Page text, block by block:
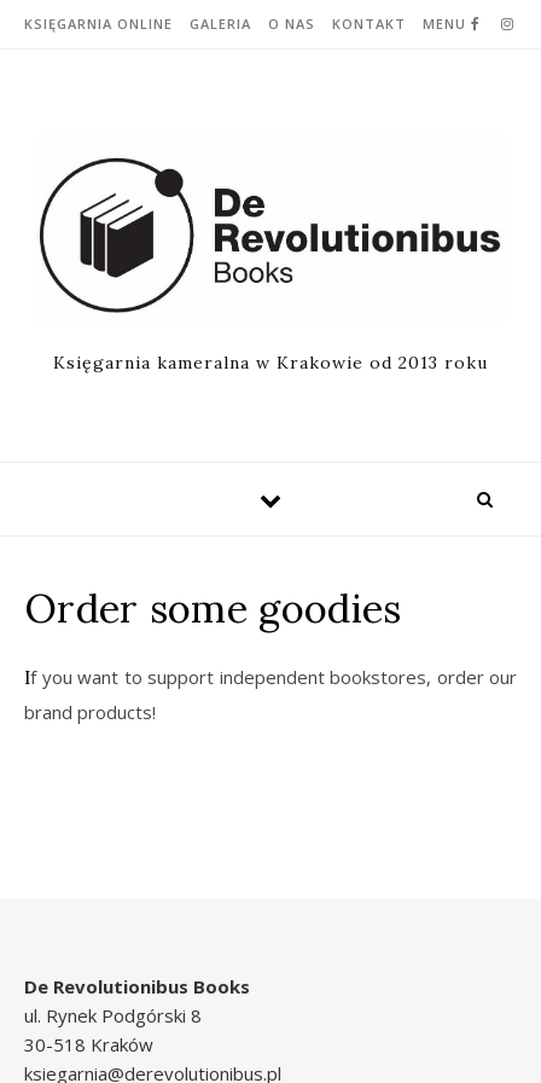
Skip to content
KSIĘGARNIA ONLINE GALERIA O NAS KONTAKT MENU
Księgarnia kameralna w Krakowie od 2013 roku
Order some goodies
If you want to support independent bookstores, order our
brand products!
De Revolutionibus Books
ul. Rynek Podgórski 8
30-518 Kraków
ksiegarnia@derevolutionibus.pl